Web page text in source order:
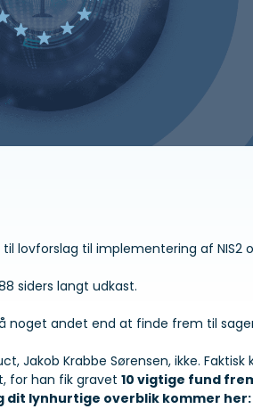
lovforslag til implementering af NIS2
siders langt udkast.
noget andet end at finde frem til
Jakob Krabbe Sørensen, ikke. Faktisk
for han fik gravet 10 vigtige fund
dit lynhurtige overblik kommer her: